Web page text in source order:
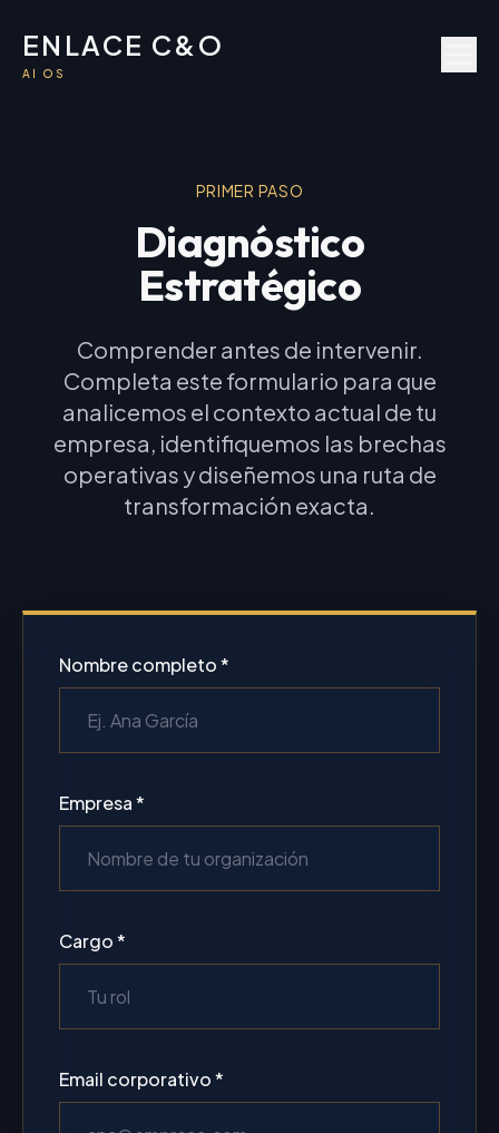
ENLACE C&O
AI OS
PRIMER PASO
Diagnóstico
Estratégico
Comprender antes de intervenir.
Completa este formulario para que
analicemos el contexto actual de tu
empresa, identifiquemos las brechas
operativas y diseñemos una ruta de
transformación exacta.
Nombre completo *
Empresa *
Cargo *
Email corporativo *